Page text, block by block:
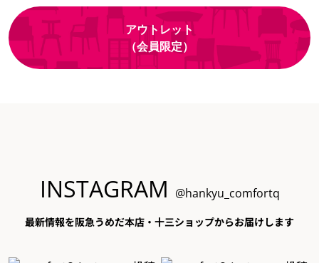
アウトレット
（会員限定）
INSTAGRAM @hankyu_comfortq
最新情報を阪急うめだ本店・十三ショップからお届けします